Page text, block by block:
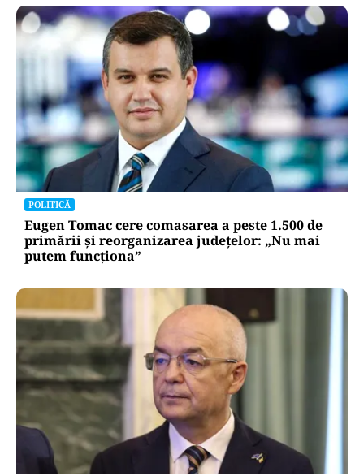
POLITICĂ
Eugen Tomac cere comasarea a peste 1.500 de
primării și reorganizarea județelor: „Nu mai
putem funcționa”